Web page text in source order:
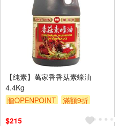
【純素】萬家香香菇素蠔油
4.4Kg
贈OPENPOINT
滿額9折
$215